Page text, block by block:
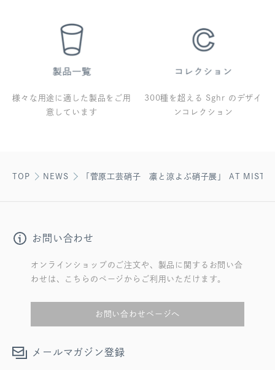
様々な用途に適した製品をご用
意しています
300種を超える Sghr のデザイ
ンコレクション
TOP NEWS 「菅原工芸硝子 凛と涼よぶ硝子展」 AT MIST∞
お問い合わせ
オンラインショップのご注文や、製品に関するお問い合
わせは、こちらのページからご利用いただけます。
お問い合わせページへ
メールマガジン登録